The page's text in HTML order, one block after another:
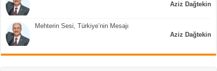
Aziz Dağtekin
Mehterin Sesi, Türkiye’nin Mesajı
Aziz Dağtekin